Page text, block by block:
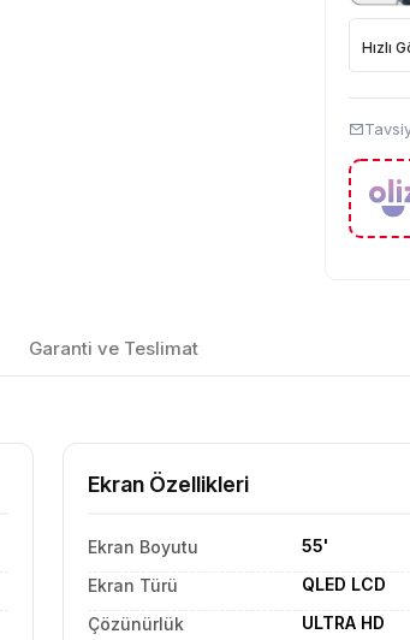
Hızlı
Garanti ve Teslimat
Ekran Özellikleri
Ekran Boyutu
55'
Ekran Türü
QLED LCD
Çözünürlük
ULTRA HD